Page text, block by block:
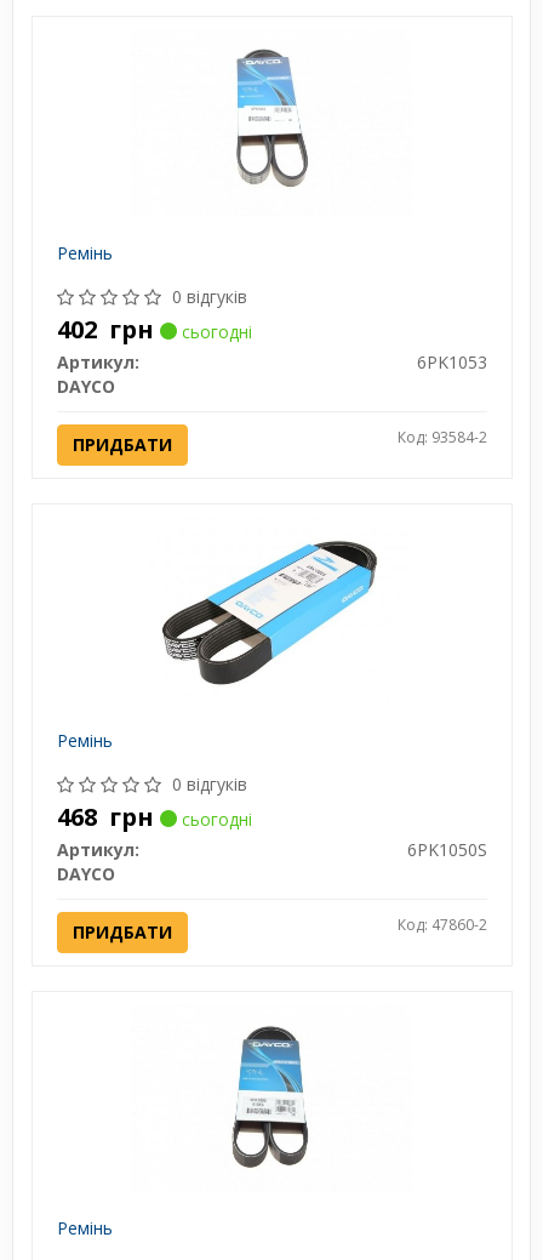
Ремінь
0 відгуків
402 грн
сьогодні
Артикул:
6PK1053
DAYCO
ПРИДБАТИ Код: 93584-2
Ремінь
0 відгуків
468 грн
сьогодні
Артикул:
6PK1050S
DAYCO
ПРИДБАТИ Код: 47860-2
Ремінь